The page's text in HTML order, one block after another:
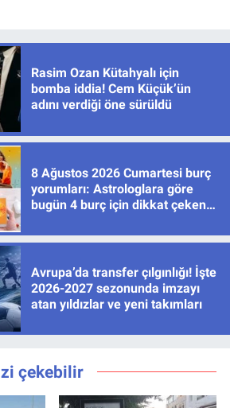
Rasim Ozan Kütahyalı için
bomba iddia! Cem Küçük’ün
adını verdiği öne sürüldü
8 Ağustos 2026 Cumartesi burç
yorumları: Astrologlara göre
bugün 4 burç için dikkat çeken
Avrupa’da transfer çılgınlığı! İşte
2026-2027 sezonunda imzayı
atan yıldızlar ve yeni takımları
çekebilir